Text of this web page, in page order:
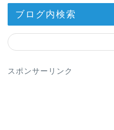
ブログ内検索
スポンサーリンク